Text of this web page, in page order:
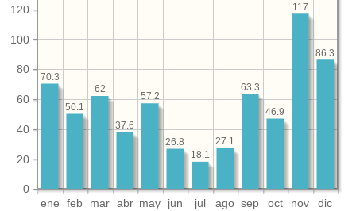
ene feb mar abr may jun jul ago sep oct nov dic
0
20
40
60
80
100
120
86.3
117
46.9
63.3
27.1
18.1
26.8
57.2
37.6
62
50.1
70.3